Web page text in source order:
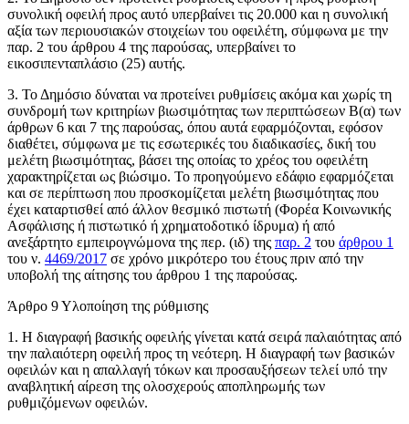
συνολική οφειλή προς αυτό υπερβαίνει τις 20.000 και η συνολική
αξία των περιουσιακών στοιχείων του οφειλέτη, σύμφωνα με την
παρ. 2 του άρθρου 4 της παρούσας, υπερβαίνει το
εικοσιπενταπλάσιο (25) αυτής.
3. Το Δημόσιο δύναται να προτείνει ρυθμίσεις ακόμα και χωρίς τη
συνδρομή των κριτηρίων βιωσιμότητας των περιπτώσεων Β(α) των
άρθρων 6 και 7 της παρούσας, όπου αυτά εφαρμόζονται, εφόσον
διαθέτει, σύμφωνα με τις εσωτερικές του διαδικασίες, δική του
μελέτη βιωσιμότητας, βάσει της οποίας το χρέος του οφειλέτη
χαρακτηρίζεται ως βιώσιμο. Το προηγούμενο εδάφιο εφαρμόζεται
και σε περίπτωση που προσκομίζεται μελέτη βιωσιμότητας που
έχει καταρτισθεί από άλλον θεσμικό πιστωτή (Φορέα Κοινωνικής
Ασφάλισης ή πιστωτικό ή χρηματοδοτικό ίδρυμα) ή από
ανεξάρτητο εμπειρογνώμονα της περ. (ιδ) της παρ. 2 του άρθρου 1
του ν. 4469/2017 σε χρόνο μικρότερο του έτους πριν από την
υποβολή της αίτησης του άρθρου 1 της παρούσας.
Άρθρο 9 Υλοποίηση της ρύθμισης
1. Η διαγραφή βασικής οφειλής γίνεται κατά σειρά παλαιότητας από
την παλαιότερη οφειλή προς τη νεότερη. Η διαγραφή των βασικών
οφειλών και η απαλλαγή τόκων και προσαυξήσεων τελεί υπό την
αναβλητική αίρεση της ολοσχερούς αποπληρωμής των
ρυθμιζόμενων οφειλών.